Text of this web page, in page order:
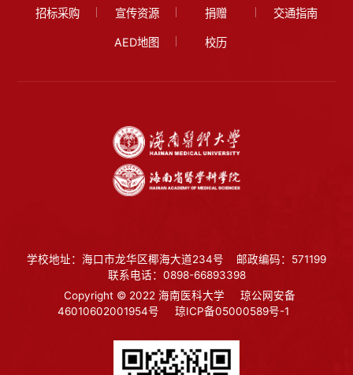
招标采购 宣传资源 捐赠 交通指南
AED地图 校历
学校地址：海口市龙华区椰海大道234号
邮政编码：571199
联系电话：0898-66893398
Copyright © 2022 海南医科大学
琼公网安备
46010602001954号
琼ICP备05000589号-1